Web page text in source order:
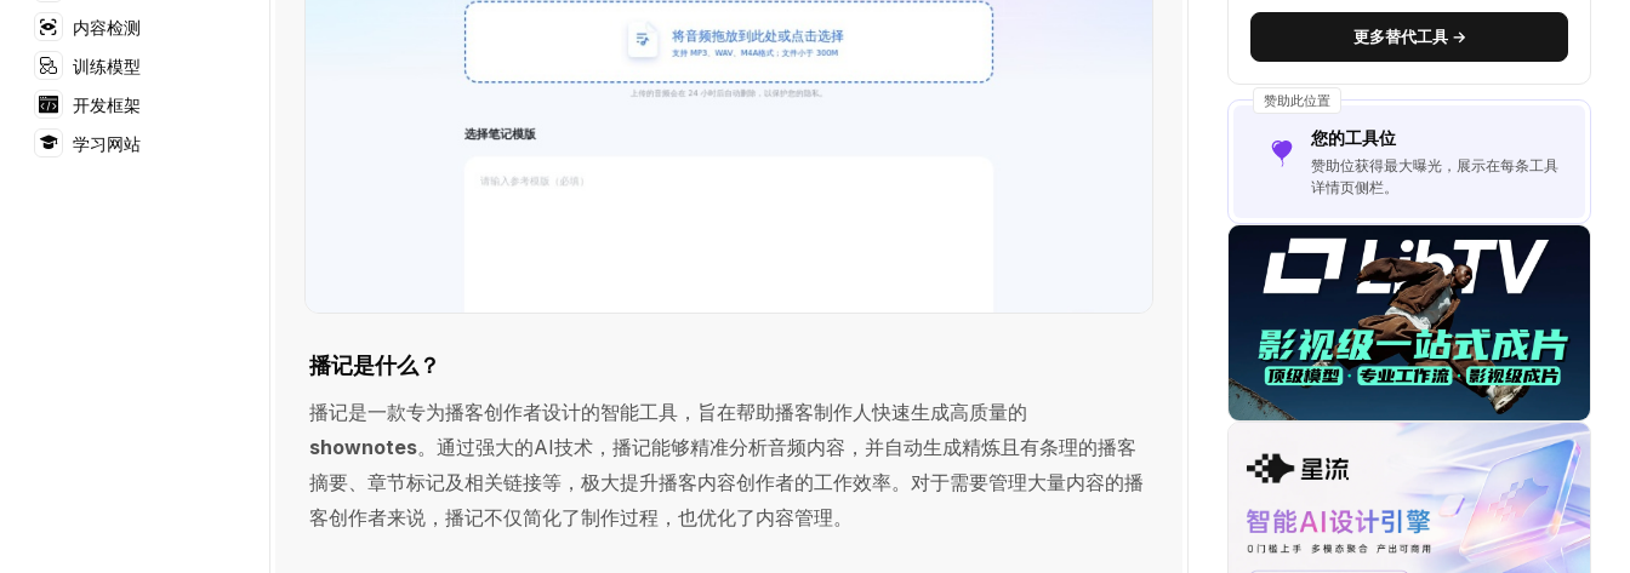
内容检测
训练模型
开发框架
学习网站
播记是什么？
播记是一款专为播客创作者设计的智能工具，旨在帮助播客制作人快速生成高质量的
shownotes。通过强大的AI技术，播记能够精准分析音频内容，并自动生成精炼且有条理的播客
摘要、章节标记及相关链接等，极大提升播客内容创作者的工作效率。对于需要管理大量内容的播
客创作者来说，播记不仅简化了制作过程，也优化了内容管理。
更多替代工具 →
赞助此位置
您的工具位
赞助位获得最大曝光，展示在每条工具
详情页侧栏。